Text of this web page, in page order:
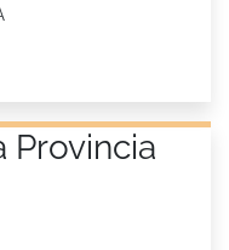
Provincia